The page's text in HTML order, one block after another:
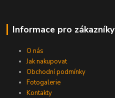
Informace pro zákazníky
O nás
Jak nakupovat
Obchodní podmínky
Fotogalerie
Kontakty